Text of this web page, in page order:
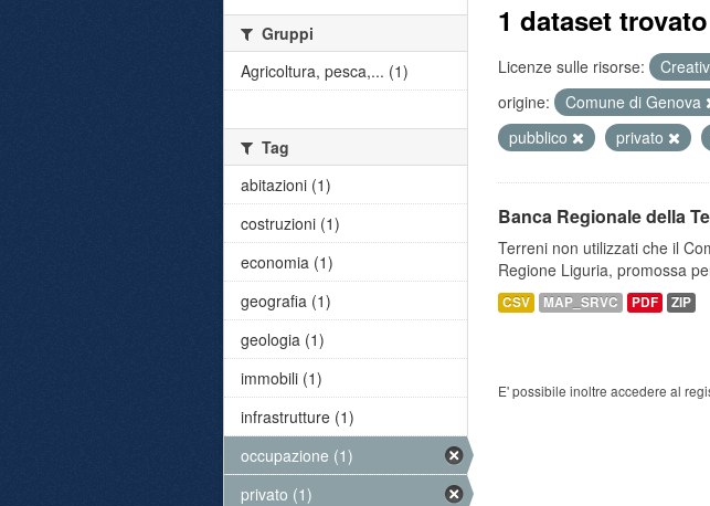
1 dataset trovato
Licenze sulle risorse:
origine:
Comune di Genova
pubblico
privato
Banca Regionale della
Terreni non utilizzati che il
Regione Liguria, promossa
CSV MAP_SRVC PDF ZIP
E' possibile inoltre accedere al
Gruppi
Agricoltura, pesca,... (1)
Tag
abitazioni (1)
costruzioni (1)
economia (1)
geografia (1)
geologia (1)
immobili (1)
infrastrutture (1)
occupazione (1)
privato (1)